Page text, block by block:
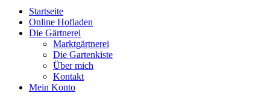
Startseite
Online Hofladen
Die Gärtnerei
Marktgärtnerei
Die Gartenkiste
Über mich
Kontakt
Mein Konto